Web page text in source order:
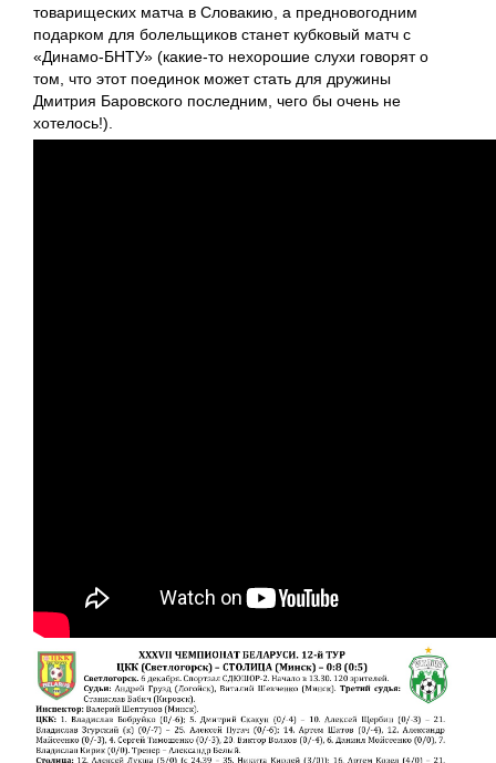
товарищеских матча в Словакию, а предновогодним
подарком для болельщиков станет кубковый матч с
«Динамо-БНТУ» (какие-то нехорошие слухи говорят о
том, что этот поединок может стать для дружины
Дмитрия Баровского последним, чего бы очень не
хотелось!).